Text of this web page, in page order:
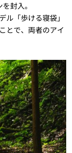
封入。
ル「歩ける寝袋」
とで、両者のアイ